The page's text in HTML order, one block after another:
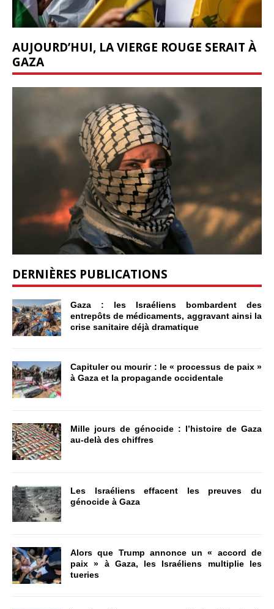
AUJOURD’HUI, LA VIERGE ROUGE SERAIT À
GAZA
DERNIÈRES PUBLICATIONS
Gaza : les Israéliens bombardent des
entrepôts de médicaments, aggravant ainsi la
crise sanitaire déjà dramatique
Capituler ou mourir : le « processus de paix »
à Gaza et la propagande occidentale
Mille jours de génocide : l’histoire de Gaza
au-delà des chiffres
Les Israéliens effacent les preuves du
génocide à Gaza
Alors que Trump annonce un « accord de
paix » à Gaza, les Israéliens multiplie les
tueries